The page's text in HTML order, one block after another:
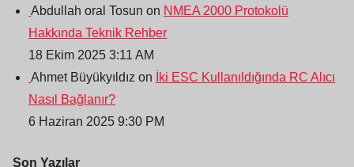
Abdullah oral Tosun on NMEA 2000 Protokolü
Hakkında Teknik Rehber
18 Ekim 2025 3:11 AM
Ahmet Büyükyıldız on
İki ESC Kullanıldığında RC Alıcı
Nasıl Bağlanır?
6 Haziran 2025 9:30 PM
Son Yazılar